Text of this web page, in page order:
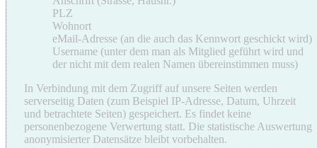
PLZ
Wohnort
eMail-Adresse (an die auch das Kennwort geschickt wird)
Username (unter dem man als Mitglied geführt wird und
der nicht mit dem realen Namen übereinstimmen muss)
In Verbindung mit dem Zugriff auf unsere Seiten werden
serverseitig Daten (zum Beispiel IP-Adresse, Datum, Uhrzeit
und betrachtete Seiten) gespeichert. Es findet keine
personenbezogene Verwertung statt. Die statistische Auswertung
anonymisierter Datensätze bleibt vorbehalten.